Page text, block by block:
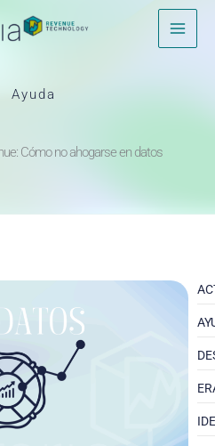
Ayuda
Cómo no ahogarse en datos